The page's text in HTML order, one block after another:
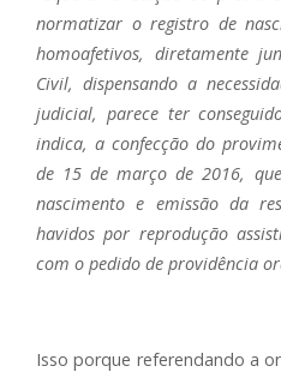
normatizar o registro de
homoafetivos, diretamente
Civil, dispensando a
judicial, parece ter
indica, a confecção do
de 15 de março de 2016,
nascimento e emissão da
havidos por reprodução
com o pedido de providência
Isso porque referendando a